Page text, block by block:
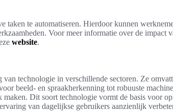
taken te automatiseren. Hierdoor kunnen
Voor meer informatie over de impact
website.
technologie in verschillende sectoren. Ze
beeld- en spraakherkenning tot robuuste
Dit soort technologie vormt de basis voor
van dagelijkse gebruikers aanzienlijk